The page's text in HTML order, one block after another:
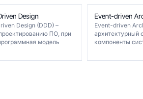
Design
Design (DDD) –
ПО, при
модель
Event-driven
Event-driven
архитектурный
компоненты